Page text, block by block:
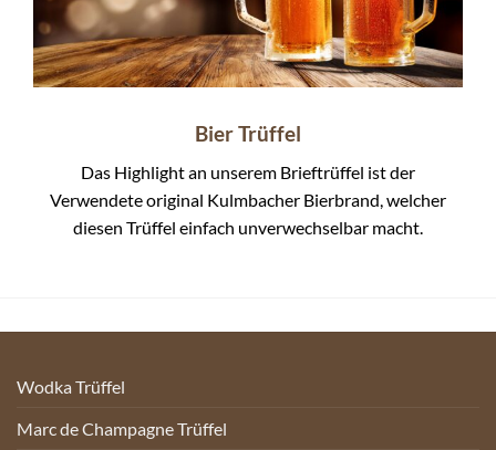
Bier Trüffel
Das Highlight an unserem Brieftrüffel ist der
Verwendete original Kulmbacher Bierbrand, welcher
diesen Trüffel einfach unverwechselbar macht.
Wodka Trüffel
Marc de Champagne Trüffel